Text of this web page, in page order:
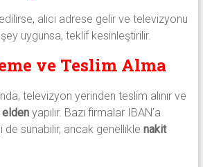
alıcı adrese gelir ve televizyonu
uygunsa, teklif kesinleştirilir.
ve Teslim Alma
televizyon yerinden teslim alınır ve
eldenyapılır. Bazı firmalar IBAN’a
sunabilir, ancak genellikle nakit